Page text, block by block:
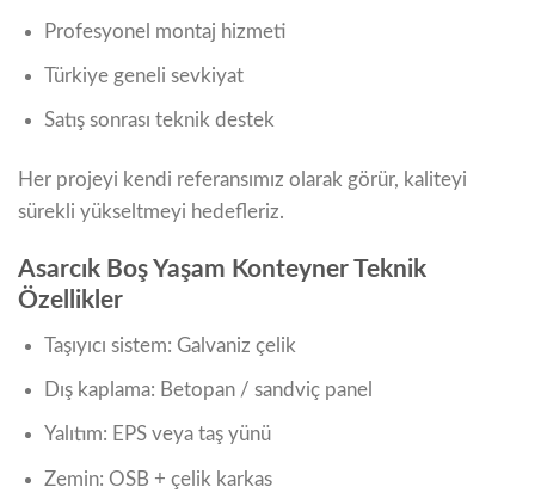
Profesyonel montaj hizmeti
Türkiye geneli sevkiyat
Satış sonrası teknik destek
Her projeyi kendi referansımız olarak görür, kaliteyi
sürekli yükseltmeyi hedefleriz.
Asarcık Boş Yaşam Konteyner Teknik
Özellikler
Taşıyıcı sistem: Galvaniz çelik
Dış kaplama: Betopan / sandviç panel
Yalıtım: EPS veya taş yünü
Zemin: OSB + çelik karkas